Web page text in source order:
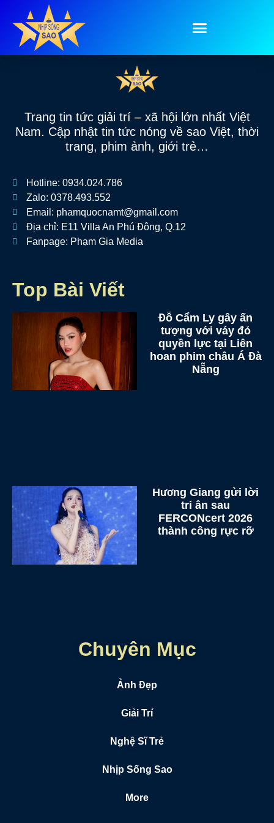
Tag:các món mì
Trang tin tức giải trí – xã hội lớn nhất Việt
Nam. Cập nhật tin tức nóng về sao Việt, thời
trang, phim ảnh, giới trẻ…
Hotline: 0934.024.786
Zalo: 0378.493.552
Email: phamquocnamt@gmail.com
Địa chỉ: E11 Villa An Phú Đông, Q.12
Fanpage: Phạm Gia Media
Top Bài Viết
Đỗ Cẩm Ly gây ấn
tượng với váy đỏ
quyền lực tại Liên
hoan phim châu Á Đà
Nẵng
Hương Giang gửi lời
tri ân sau
FERCONcert 2026
thành công rực rỡ
Chuyên Mục
Ảnh Đẹp
Giải Trí
Nghệ Sĩ Trẻ
Nhịp Sống Sao
More